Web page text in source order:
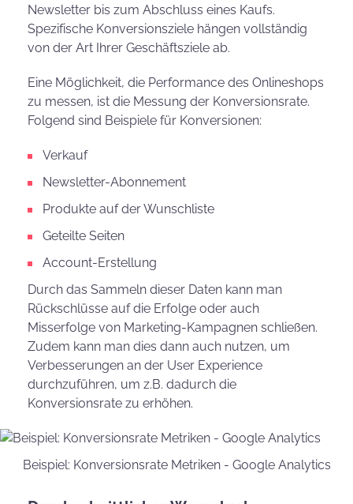
Newsletter bis zum Abschluss eines Kaufs.
Spezifische Konversionsziele hängen vollständig
von der Art Ihrer Geschäftsziele ab.
Eine Möglichkeit, die Performance des Onlineshops
zu messen, ist die Messung der Konversionsrate.
Folgend sind Beispiele für Konversionen:
Verkauf
Newsletter-Abonnement
Produkte auf der Wunschliste
Geteilte Seiten
Account-Erstellung
Durch das Sammeln dieser Daten kann man
Rückschlüsse auf die Erfolge oder auch
Misserfolge von Marketing-Kampagnen schließen.
Zudem kann man dies dann auch nutzen, um
Verbesserungen an der User Experience
durchzuführen, um z.B. dadurch die
Konversionsrate zu erhöhen.
Beispiel: Konversionsrate Metriken - Google Analytics